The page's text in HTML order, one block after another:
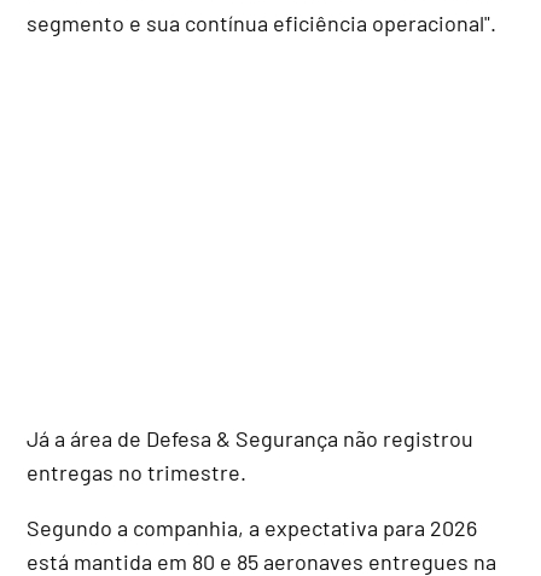
segmento e sua contínua eficiência operacional".
Já a área de Defesa & Segurança não registrou
entregas no trimestre.
Segundo a companhia, a expectativa para 2026
está mantida em 80 e 85 aeronaves entregues na